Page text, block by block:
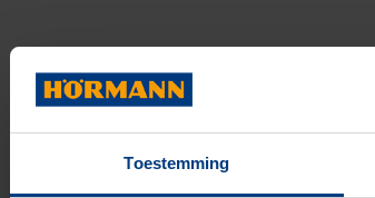
Toestemming